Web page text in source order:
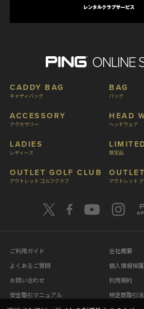
CADDY BAG
キャディバッグ
ACCESSORY
アクセサリー
LADIES
レディース
OUTLET GOLF CLUB
アウトレット ゴルフクラブ
BAG
バッグ
HEAD
ヘッドウェア
限定品
アウトレット
ご利用ガイド
よくあるご質問
お問い合わせ
安全取引マニュアル
会社概要
個人情報保
利用規約
特定商取引